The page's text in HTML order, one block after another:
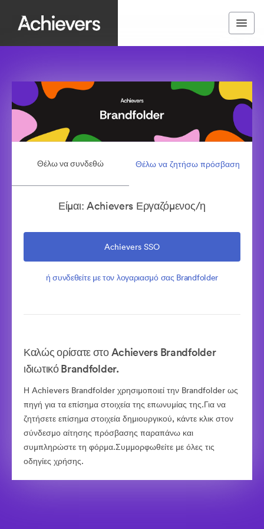
Θέλω να συνδεθώ Θέλω να ζητήσω πρόσβαση
Είμαι: Achievers Εργαζόμενος/η
Achievers SSO
ή συνδεθείτε με τον λογαριασμό σας Brandfolder
Καλώς ορίσατε στο Achievers Brandfolder
ιδιωτικό Brandfolder.
Η Achievers Brandfolder χρησιμοποιεί την Brandfolder ως
πηγή για τα επίσημα στοιχεία της επωνυμίας της.Για να
ζητήσετε επίσημα στοιχεία δημιουργικού, κάντε κλικ στον
σύνδεσμο αίτησης πρόσβασης παραπάνω και
συμπληρώστε τη φόρμα.Συμμορφωθείτε με όλες τις
οδηγίες χρήσης.